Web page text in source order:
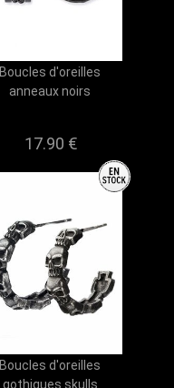
Boucles d'oreilles
anneaux noirs
17.90 €
Boucles d'oreilles
gothiques skulls